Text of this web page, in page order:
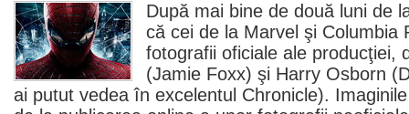
După mai bine de două luni de
că cei de la Marvel şi Columbia
fotografii oficiale ale producţiei,
(Jamie Foxx) şi Harry Osborn (
ai putut vedea în excelentul Chronicle).